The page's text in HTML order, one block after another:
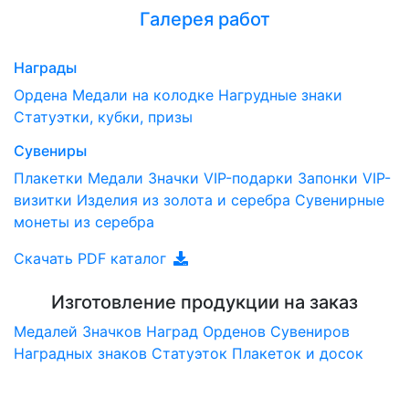
Галерея работ
Награды
Ордена Медали на колодке Нагрудные знаки
Статуэтки, кубки, призы
Сувениры
Плакетки Медали Значки VIP-подарки Запонки VIP-
визитки Изделия из золота и серебра Сувенирные
монеты из серебра
Скачать PDF каталог
Изготовление продукции на заказ
Медалей Значков Наград Орденов Сувениров
Наградныx знаков Статуэток Плакеток и досок